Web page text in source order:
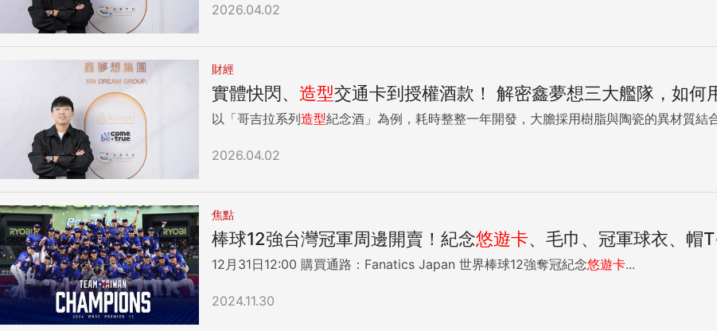
2026.04.02
財經
實體快閃、 造型交通卡到授權酒款！ 解密鑫夢想三大艦隊，如何
以「哥吉拉系列造型紀念酒」為例，耗時整整一年開發，大膽採用樹脂與陶瓷的異材質結
2026.04.02
焦點
棒球12強台灣冠軍周邊開賣！紀念悠遊卡、毛巾、冠軍球衣、帽
12月31日12:00 購買通路：Fanatics Japan 世界棒球12強奪冠紀念悠遊卡...
2024.11.30